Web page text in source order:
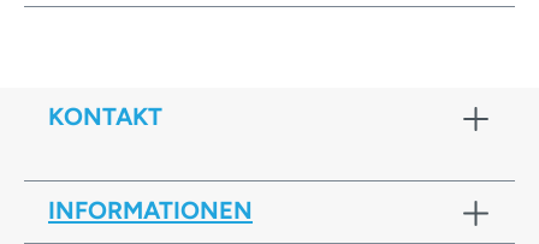
KONTAKT
INFORMATIONEN